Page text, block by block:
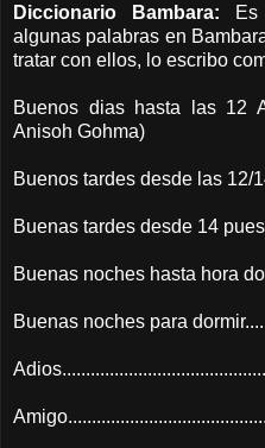
Diccionario Bambara:
algunas palabras en
tratar con ellos, lo escribo
Buenos dias hasta las 12
Anisoh Gohma)
Buenos tardes desde las 12/
Buenas tardes desde 14
Buenas noches hasta hora
Buenas noches para